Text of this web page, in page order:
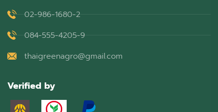
02-986-1680-2
084-555-4205-9
thaigreenagro@gmail.com
Verified by